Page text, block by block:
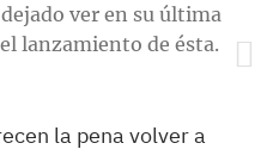
ver en su última
lanzamiento de ésta.
la pena volver a